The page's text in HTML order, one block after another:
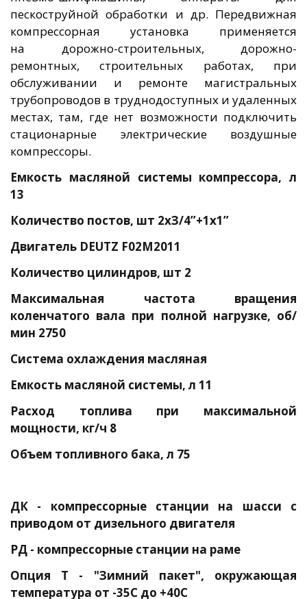
пескоструйной обработки и др. Передвижная
компрессорная установка применяется
на дорожно-строительных, дорожно-
ремонтных, строительных работах, при
обслуживании и ремонте магистральных
трубопроводов в труднодоступных и удаленных
местах, там, где нет возможности подключить
стационарные электрические воздушные
компрессоры.
Емкость масляной системы компрессора, л
13
Количество постов, шт 2хЗ/4”+1х1”
Двигатель DEUTZ F02M2011
Количество цилиндров, шт 2
Максимальная частота вращения
коленчатого вала при полной нагрузке, об/
мин 2750
Система охлаждения масляная
Емкость масляной системы, л 11
Расход топлива при максимальной
мощности, кг/ч 8
Объем топливного бака, л 75
ДК - компрессорные станции на шасси с
приводом от дизельного двигателя
РД - компрессорные станции на раме
Опция Т - "Зимний пакет", окружающая
температура от -35С до +40С